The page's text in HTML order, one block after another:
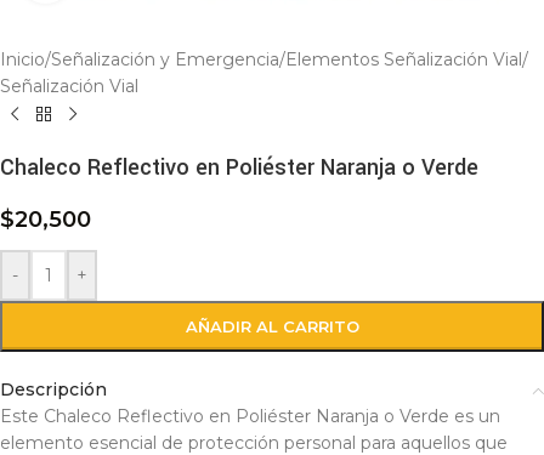
Inicio/Señalización y Emergencia/Elementos Señalización Vial/
Señalización Vial
Chaleco Reflectivo en Poliéster Naranja o Verde
$20,500
- +
AÑADIR AL CARRITO
Descripción
Este Chaleco Reflectivo en Poliéster Naranja o Verde es un
elemento esencial de protección personal para aquellos que